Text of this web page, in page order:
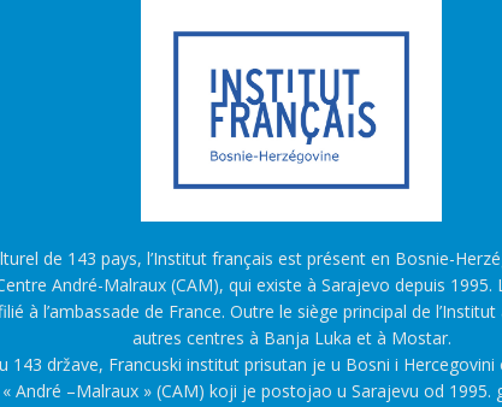
de 143 pays, l’Institut français est présent en Bosnie-
André-Malraux (CAM), qui existe à Sarajevo depuis 1995.
à l’ambassade de France. Outre le siège principal de
autres centres à Banja Luka et à Mostar.
143 države, Francuski institut prisutan je u Bosni i Hercegovini
André –Malraux » (CAM) koji je postojao u Sarajevu od 1995.